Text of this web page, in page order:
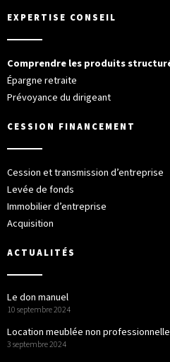
EXPERTISE CONSEIL
Comprendre les produits
Épargne retraite
Prévoyance du dirigeant
CESSION FINANCEMENT
Cession et transmission d’entreprise
Levée de fonds
Immobilier d’entreprise
Acquisition
ACTUALITÉS
Le don manuel
10 septembre 2024
Location meublée non
3 septembre 2024